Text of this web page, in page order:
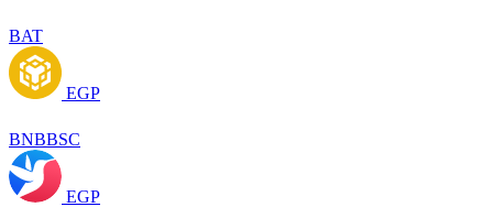
BAT
EGP
BNBBSC
EGP